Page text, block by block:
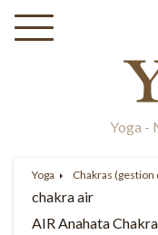
Yoga -
Yoga Chakras (gestion
chakra air
AIR Anahata Chakra